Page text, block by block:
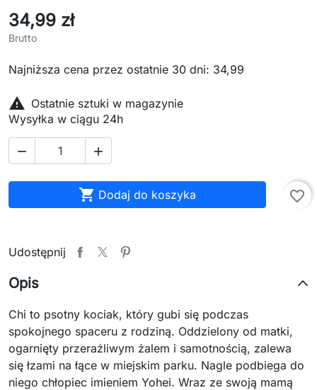
34,99 zł
Brutto
Najniższa cena przez ostatnie 30 dni: 34,99
 Ostatnie sztuki w magazynie
Wysyłka w ciągu 24h
 
 Dodaj do koszyka favorite_border
Udostępnij
Opis
Chi to psotny kociak, który gubi się podczas
spokojnego spaceru z rodziną. Oddzielony od matki,
ogarnięty przeraźliwym żalem i samotnością, zalewa
się łzami na łące w miejskim parku. Nagle podbiega do
niego chłopiec imieniem Yohei. Wraz ze swoją mamą